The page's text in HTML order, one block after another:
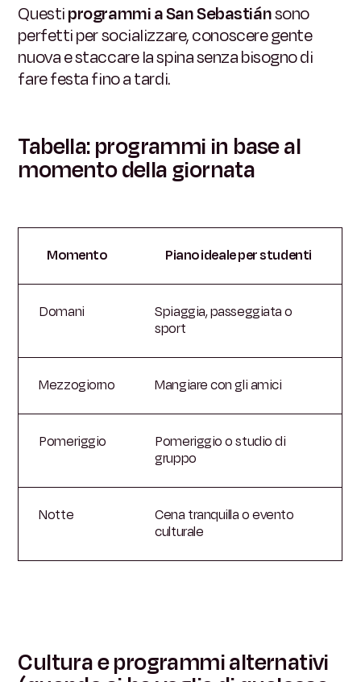
Questiprogrammi a San Sebastiánsono
perfetti per socializzare, conoscere gente
nuova e staccare la spina senza bisogno di
fare festa fino a tardi.
Tabella: programmi in base al
momento della giornata
Momento Piano ideale per studenti
Domani
Spiaggia, passeggiata o
sport
Mezzogiorno Mangiare con gli amici
Pomeriggio
Pomeriggio o studio di
gruppo
Notte
Cena tranquilla o evento
culturale
Cultura e programmi alternativi